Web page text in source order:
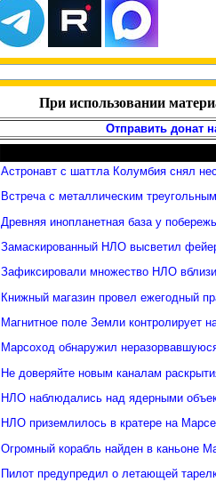
При использовании
Отправить донат
Астронавт с шаттла Колумбия снял
Встреча с металлическим
Древняя инопланетная база у
Замаскированный НЛО высветил
Зафиксировали множество НЛО
Книжный магазин провел ежегодный
Магнитное поле Земли контролирует
Марсоход обнаружил
Не доверяйте новым каналам
НЛО наблюдались над ядерными
НЛО приземлилось в кратере на Марсе
Огромный корабль найден в каньоне
Пилот предупредил о летающей